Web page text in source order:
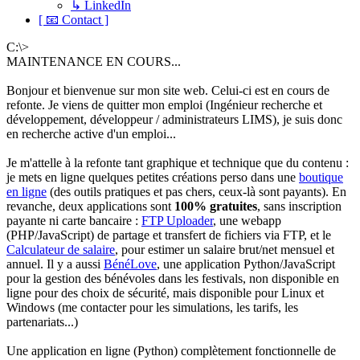
↳ LinkedIn
[ 📧 Contact ]
C:\>
MAINTENANCE EN COURS...
Bonjour et bienvenue sur mon site web. Celui-ci est en cours de
refonte. Je viens de quitter mon emploi (Ingénieur recherche et
développement, développeur / administrateurs LIMS), je suis donc
en recherche active d'un emploi...
Je m'attelle à la refonte tant graphique et technique que du contenu :
je mets en ligne quelques petites créations perso dans une boutique
en ligne (des outils pratiques et pas chers, ceux-là sont payants). En
revanche, deux applications sont 100% gratuites, sans inscription
payante ni carte bancaire : FTP Uploader, une webapp
(PHP/JavaScript) de partage et transfert de fichiers via FTP, et le
Calculateur de salaire, pour estimer un salaire brut/net mensuel et
annuel. Il y a aussi BénéLove, une application Python/JavaScript
pour la gestion des bénévoles dans les festivals, non disponible en
ligne pour des choix de sécurité, mais disponible pour Linux et
Windows (me contacter pour les simulations, les tarifs, les
partenariats...)
Une application en ligne (Python) complètement fonctionnelle de